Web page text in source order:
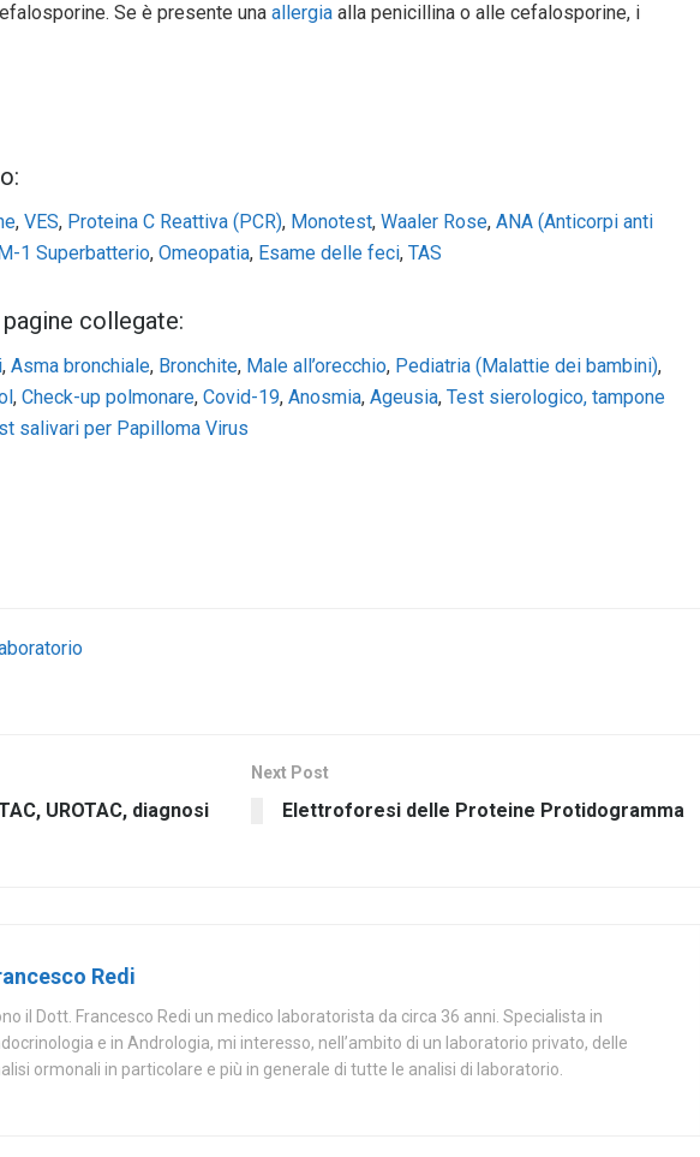
Se è presente una allergia alla penicillina o alle cefalosporine, i
, VES, Proteina C Reattiva (PCR), Monotest, Waaler Rose, ANA (Anticorpi anti
1 Superbatterio, Omeopatia, Esame delle feci, TAS
collegate:
, Asma bronchiale, Bronchite, Male all’orecchio, Pediatria (Malattie dei bambini),
, Check-up polmonare, Covid-19, Anosmia, Ageusia, Test sierologico, tampone
salivari per Papilloma Virus
UROTAC, diagnosi
Next Post
Elettroforesi delle Proteine Protidogramma
Redi
il Dott. Francesco Redi un medico laboratorista da circa 36 anni. Specialista in
e in Andrologia, mi interesso, nell’ambito di un laboratorio privato, delle
ormonali in particolare e più in generale di tutte le analisi di laboratorio.